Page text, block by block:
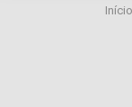
Início